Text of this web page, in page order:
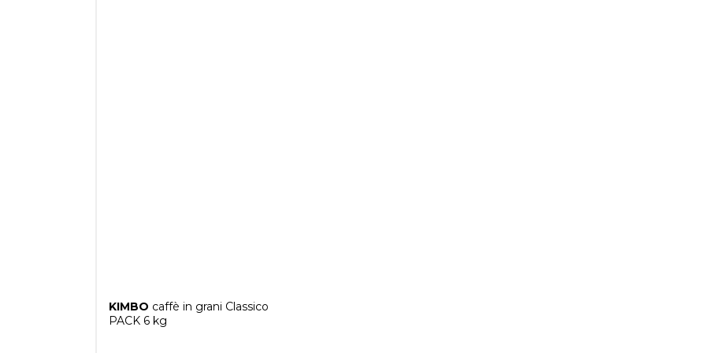
KIMBO caffè in grani Classico
PACK 6 kg